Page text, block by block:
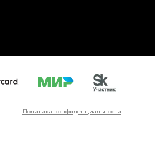
Политика конфиденциальности